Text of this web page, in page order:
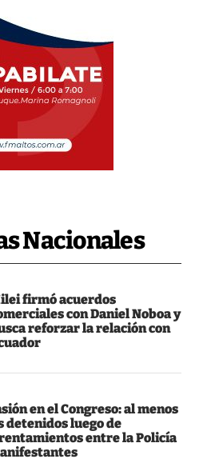
Nacionales
firmó acuerdos
con Daniel Noboa y
reforzar la relación con
en el Congreso: al menos
detenidos luego de
entre la Policía